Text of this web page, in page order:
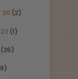
30 (2)
(1)
(35)